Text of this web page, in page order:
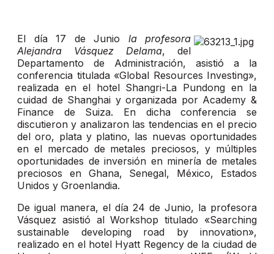
El día 17 de Junio la profesora
Alejandra Vásquez Delama, del
Departamento de Administración, asistió a la
conferencia titulada «Global Resources Investing»,
realizada en el hotel Shangri-La Pundong en la
cuidad de Shanghai y organizada por Academy &
Finance de Suiza. En dicha conferencia se
discutieron y analizaron las tendencias en el precio
del oro, plata y platino, las nuevas oportunidades
en el mercado de metales preciosos, y múltiples
oportunidades de inversión en minería de metales
preciosos en Ghana, Senegal, México, Estados
Unidos y Groenlandia.
De igual manera, el día 24 de Junio, la profesora
Vásquez asistió al Workshop titulado «Searching
sustainable developing road by innovation»,
realizado en el hotel Hyatt Regency de la ciudad de